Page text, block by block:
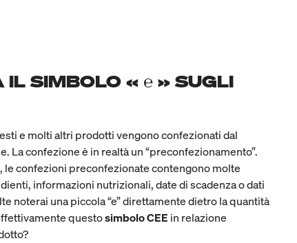
IL SIMBOLO « ℮ » SUGLI
e molti altri prodotti vengono confezionati dal
La confezione è in realtà un “preconfezionamento”.
le confezioni preconfezionate contengono molte
informazioni nutrizionali, date di scadenza o dati
noterai una piccola “e” direttamente dietro la quantità
questosimbolo CEE in relazione